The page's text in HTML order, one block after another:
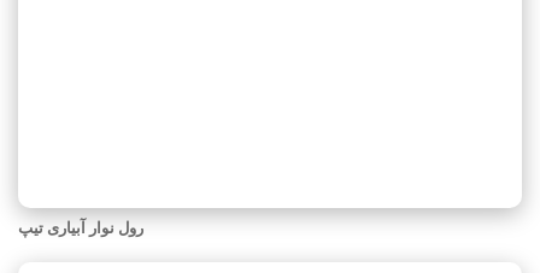
رول نوار آبیاری تیپ